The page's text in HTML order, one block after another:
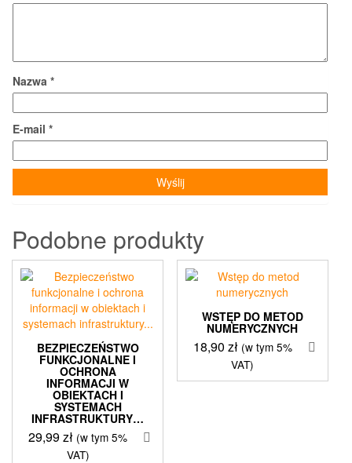
Nazwa *
E-mail *
Podobne produkty
BEZPIECZEŃSTWO
FUNKCJONALNE I
OCHRONA
INFORMACJI W
OBIEKTACH I
SYSTEMACH
INFRASTRUKTURY…
29,99zł (w tym 5%
VAT)
WSTĘP DO METOD
NUMERYCZNYCH
18,90 zł (w tym 5%
VAT)